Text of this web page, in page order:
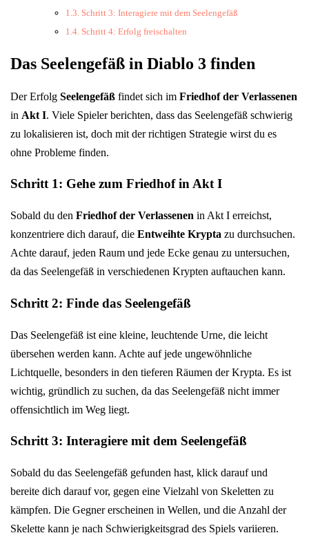
Schritt 3: Interagiere mit dem Seelengefäß
Schritt 4: Erfolg freischalten
Das Seelengefäß in Diablo 3 finden
Der Erfolg Seelengefäß findet sich im Friedhof der Verlassenen
in Akt I. Viele Spieler berichten, dass das Seelengefäß schwierig
zu lokalisieren ist, doch mit der richtigen Strategie wirst du es
ohne Probleme finden.
Schritt 1: Gehe zum Friedhof in Akt I
Sobald du den Friedhof der Verlassenen in Akt I erreichst,
konzentriere dich darauf, die Entweihte Krypta zu durchsuchen.
Achte darauf, jeden Raum und jede Ecke genau zu untersuchen,
da das Seelengefäß in verschiedenen Krypten auftauchen kann.
Schritt 2: Finde das Seelengefäß
Das Seelengefäß ist eine kleine, leuchtende Urne, die leicht
übersehen werden kann. Achte auf jede ungewöhnliche
Lichtquelle, besonders in den tieferen Räumen der Krypta. Es ist
wichtig, gründlich zu suchen, da das Seelengefäß nicht immer
offensichtlich im Weg liegt.
Schritt 3: Interagiere mit dem Seelengefäß
Sobald du das Seelengefäß gefunden hast, klick darauf und
bereite dich darauf vor, gegen eine Vielzahl von Skeletten zu
kämpfen. Die Gegner erscheinen in Wellen, und die Anzahl der
Skelette kann je nach Schwierigkeitsgrad des Spiels variieren.